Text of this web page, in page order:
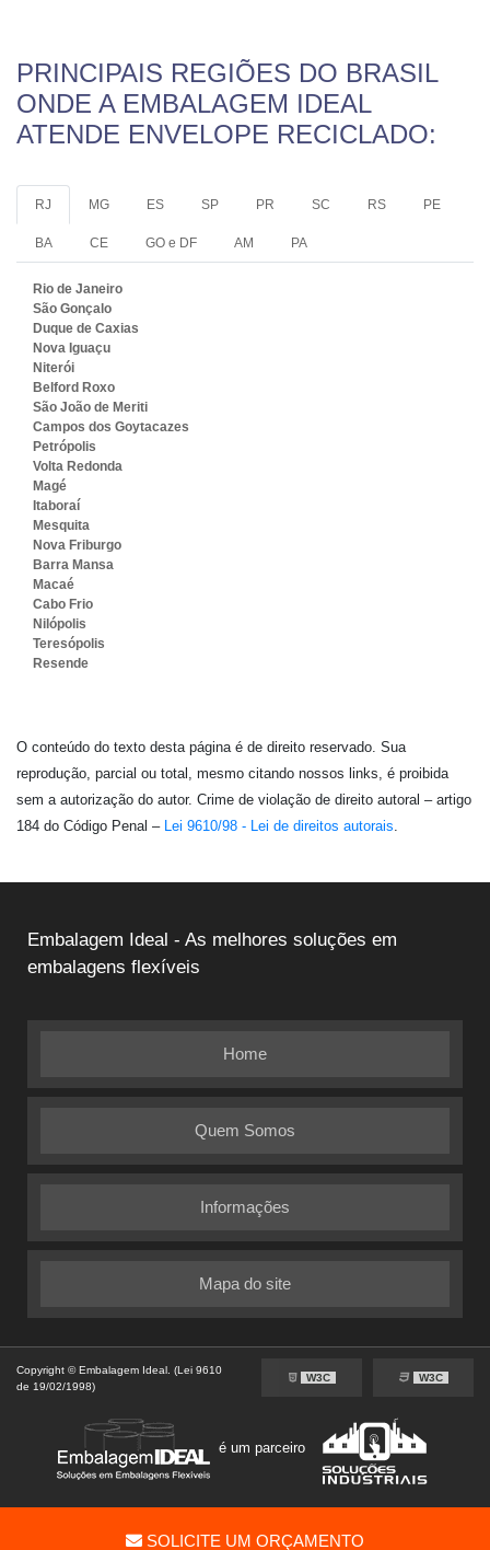
SOLICITE UM ORÇAMENTO
PRINCIPAIS REGIÕES DO BRASIL
ONDE A EMBALAGEM IDEAL
ATENDE ENVELOPE RECICLADO:
RJ MG ES SP PR SC RS PE
BA CE GO e DF AM PA
Rio de Janeiro
São Gonçalo
Duque de Caxias
Nova Iguaçu
Niterói
Belford Roxo
São João de Meriti
Campos dos Goytacazes
Petrópolis
Volta Redonda
Magé
Itaboraí
Mesquita
Nova Friburgo
Barra Mansa
Macaé
Cabo Frio
Nilópolis
Teresópolis
Resende
O conteúdo do texto desta página é de direito reservado. Sua
reprodução, parcial ou total, mesmo citando nossos links, é proibida
sem a autorização do autor. Crime de violação de direito autoral – artigo
184 do Código Penal – Lei 9610/98 - Lei de direitos autorais.
Embalagem Ideal - As melhores soluções em
embalagens flexíveis
Home
Quem Somos
Informações
Mapa do site
Copyright © Embalagem Ideal. (Lei 9610
de 19/02/1998)
W3C W3C
é um parceiro